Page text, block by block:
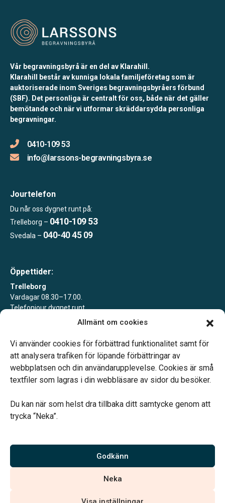
Allmänt om cookies
Vi använder cookies för förbättrad funktionalitet samt för
att analysera trafiken för löpande förbättringar av
webbplatsen och din användarupplevelse. Cookies är små
textfiler som lagras i din webbläsare av sidor du besöker.
Du kan när som helst dra tillbaka ditt samtycke genom att
trycka “Neka”.
Godkänn
Neka
Vår begravningsbyrå är en del av Klarahill.
Klarahill består av kunniga lokala familjeföretag som är
auktoriserade inom Sveriges begravningsbyråers förbund
(SBF). Det personliga är centralt för oss, både när det gäller
bemötande och när vi utformar skräddarsydda personliga
begravningar.
0410-109 53
info@larssons-begravningsbyra.se
Jourtelefon
Du når oss dygnet runt på:
Trelleborg – 0410-109 53
Svedala – 040-40 45 09
Öppettider:
Trelleborg
Vardagar 08.30–17.00.
Telefonjour dygnet runt.
Vardagar 09.00–13.00.
Telefonjour dygnet runt.
Vi är auktoriserade av Sveriges Begravningsbyråers Förbund och
har högt ställda krav på utbildning, kvalitet, miljö och arbetsmiljö.